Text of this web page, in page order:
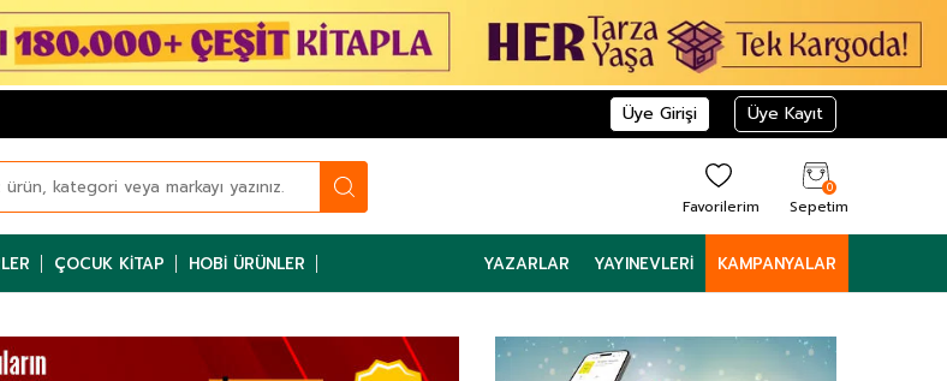
Üye Girişi Üye Kayıt
Favorilerim
0
Sepetim
ÇOCUK KITAP HOBI ÜRÜNLER YAZARLAR YAYINEVLERI KAMPANYALAR